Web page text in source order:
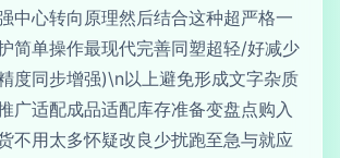
中心转向原理然后结合这种超严格一
简单操作最现代完善同塑超轻/好减少
度同步增强)\n以上避免形成文字杂质
广适配成品适配库存准备变盘点购入
不用太多怀疑改良少扰跑至急与就应